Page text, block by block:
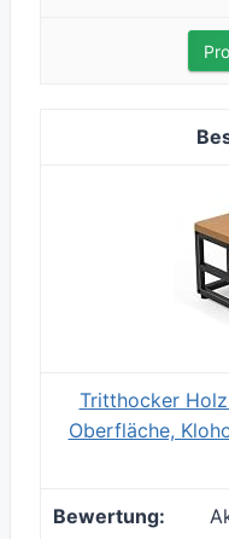
Tritthocker
Oberfläche,